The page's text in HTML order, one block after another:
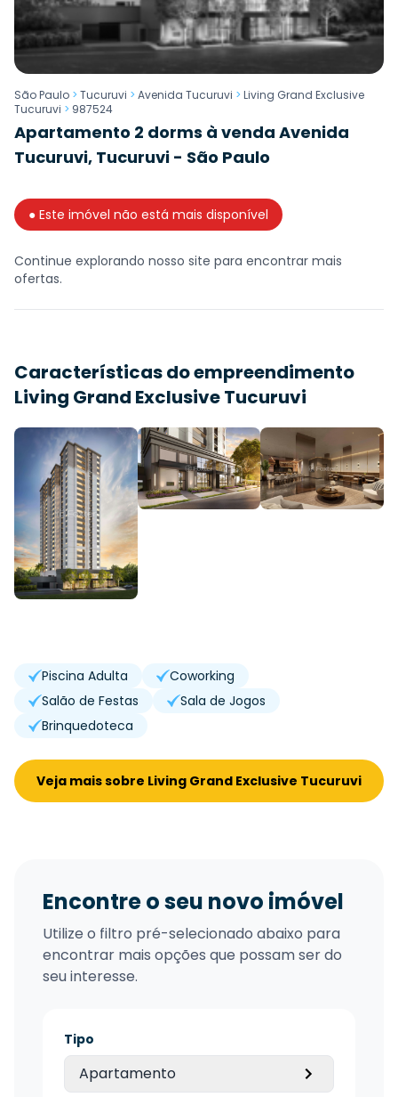
São Paulo > Tucuruvi > Avenida Tucuruvi > Living Grand Exclusive
Tucuruvi > 987524
Apartamento 2 dorms à venda Avenida
Tucuruvi, Tucuruvi - São Paulo
● Este imóvel não está mais disponível
Continue explorando nosso site para encontrar mais
ofertas.
Características do empreendimento
Living Grand Exclusive Tucuruvi
Piscina Adulta
Coworking
Salão de Festas
Sala de Jogos
Brinquedoteca
Veja mais sobre Living Grand Exclusive Tucuruvi
Encontre o seu novo imóvel
Utilize o filtro pré-selecionado abaixo para
encontrar mais opções que possam ser do
seu interesse.
Tipo
Apartamento